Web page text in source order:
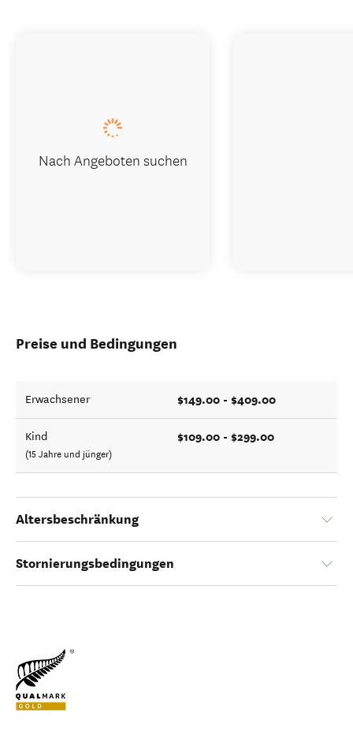
Preise und Bedingungen
Erwachsener $149.00 - $409.00
Kind
(15 Jahre und jünger)
$109.00 - $299.00
Altersbeschränkung
Stornierungsbedingungen
Nach Angeboten suchen